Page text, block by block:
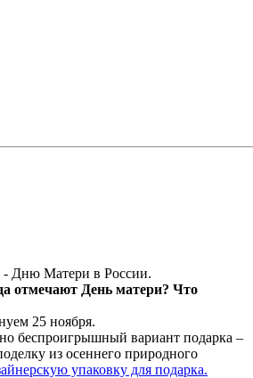
- Дню Матери в России.
отмечают День матери? Что
25 ноября.
беспроигрышный вариант подарка –
из осеннего природного
упаковку для подарка.